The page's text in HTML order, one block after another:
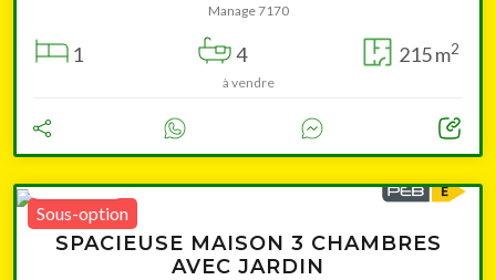
Manage 7170
1 4 215 m2
à vendre
Sous-option
280 000 €
SPACIEUSE MAISON 3 CHAMBRES
AVEC JARDIN